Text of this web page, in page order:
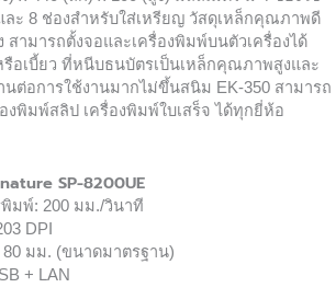
ละ 8 ช่องสำหรับใส่เหรียญ วัสดุเหล็กคุณภาพดี
สามารถตั้งจอและเครื่องพิมพ์บนตัวเครื่องได้
อเบี้ยว ที่หนีบธนบัตรเป็นเหล็กคุณภาพสูงและ
ต่อการใช้งานมากไม่ขึ้นสนิม EK-350 สามารถ
งพิมพ์สลิป เครื่องพิมพ์ใบเสร็จ ได้ทุกยี่ห้อ
SP-8200UE
พิมพ์: 200 มม./วินาที
DPI
80 มม. (ขนาดมาตรฐาน)
+ LAN